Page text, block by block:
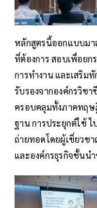
หลักสูตรนี้ออกแบบมา
ที่ต้องการ สอบเพื่อย
การทำงาน และเสริม
รับรองจากองค์กรวิช
ครอบคลุมทั้งภาคทฤ
ฐาน การประยุกต์ใช้ ไ
ถ่ายทอดโดยผู้เชี่ยวช
และองค์กรธุรกิจชั้นน